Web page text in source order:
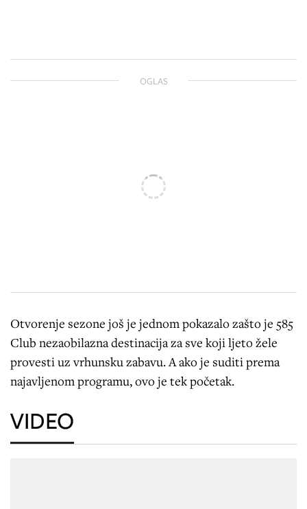
OGLAS
Otvorenje sezone još je jednom pokazalo zašto je 585
Club nezaobilazna destinacija za sve koji ljeto žele
provesti uz vrhunsku zabavu. A ako je suditi prema
najavljenom programu, ovo je tek početak.
VIDEO